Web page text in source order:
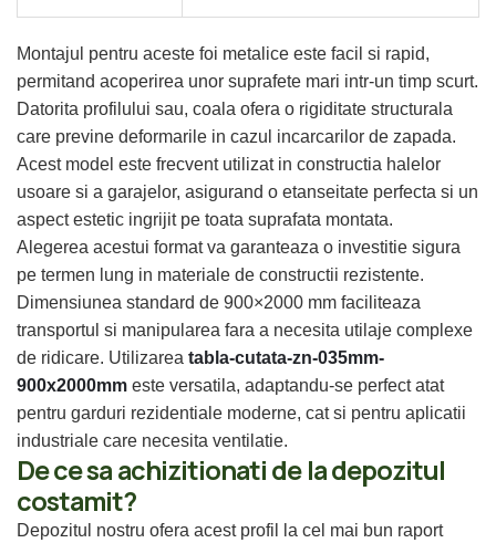
Montajul pentru aceste foi metalice este facil si rapid,
permitand acoperirea unor suprafete mari intr-un timp scurt.
Datorita profilului sau, coala ofera o rigiditate structurala
care previne deformarile in cazul incarcarilor de zapada.
Acest model este frecvent utilizat in constructia halelor
usoare si a garajelor, asigurand o etanseitate perfecta si un
aspect estetic ingrijit pe toata suprafata montata.
Alegerea acestui format va garanteaza o investitie sigura
pe termen lung in materiale de constructii rezistente.
Dimensiunea standard de 900×2000 mm faciliteaza
transportul si manipularea fara a necesita utilaje complexe
de ridicare. Utilizarea tabla-cutata-zn-035mm-
900x2000mm este versatila, adaptandu-se perfect atat
pentru garduri rezidentiale moderne, cat si pentru aplicatii
industriale care necesita ventilatie.
De ce sa achizitionati de la depozitul
costamit?
Depozitul nostru ofera acest profil la cel mai bun raport